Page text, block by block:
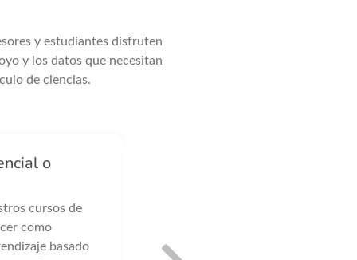
y estudiantes disfruten
y los datos que necesitan
de ciencias.
o
cursos de
como
basado